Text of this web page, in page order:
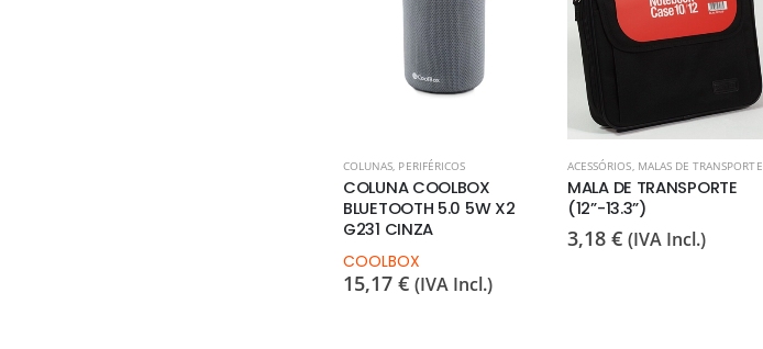
COLUNAS, PERIFÉRICOS
COLUNA COOLBOX
BLUETOOTH 5.0 5W X2
G231 CINZA
COOLBOX
15,17 € (IVA Incl.)
ACESSÓRIOS, MALAS DE TRANSPORTE
MALA DE TRANSPORTE
(12”-13.3”)
3,18 € (IVA Incl.)